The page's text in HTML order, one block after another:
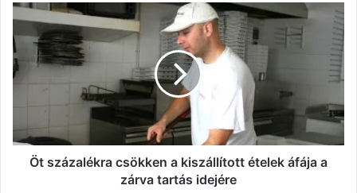
Öt
százalékra
csökken
a
kiszállított
zárva
tartásÖt százalékra csökken a kiszállított ételek áfája a
zárva tartás idejére